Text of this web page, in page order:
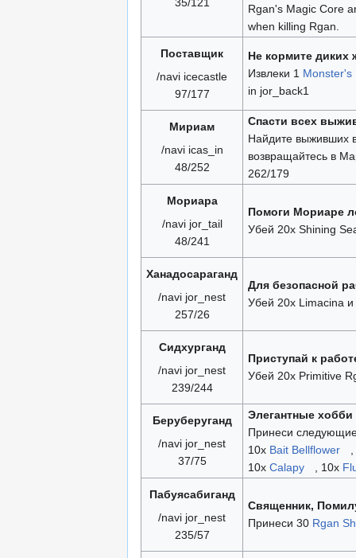
35/121
Rgan's Magic Core
when killing Rgan.
Поставщик
/navi icecastle
97/177
Не кормите диких
Извлеки 1 Monster's
in jor_back1
Мириам
/navi icas_in
48/252
Спасти всех
Найдите выживших
возвращайтесь в
262/179
Мориара
/navi jor_tail
48/241
Помоги Мориаре
Убей 20x Shining
Ханадосараганд
/navi jor_nest
257/26
Для безопасной
Убей 20x Limacina
Сидхурганд
/navi jor_nest
239/244
Приступай к
Убей 20x Primitive
Беруберуганд
/navi jor_nest
37/75
Элегантные хобби
Принеси
10x Bait Bellflower
10x Calapy , 10x
Пабуясабиганд
/navi jor_nest
235/57
Священник,
Принеси 30 Rgan